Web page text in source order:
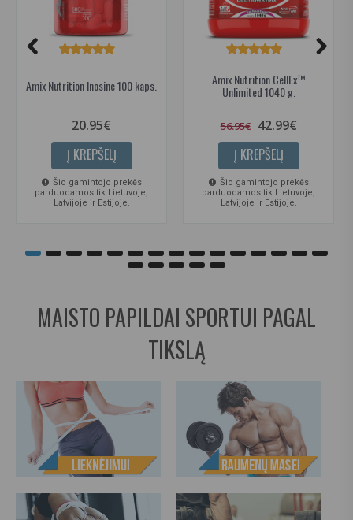
Amix Nutrition Inosine 100 kaps.
20.95€
Į KREPŠELĮ
Šio gamintojo prekės
parduodamos tik Lietuvoje,
Latvijoje ir Estijoje.
Amix Nutrition CellEx™
Unlimited 1040 g.
56.95€ 42.99€
Į KREPŠELĮ
Šio gamintojo prekės
parduodamos tik Lietuvoje,
Latvijoje ir Estijoje.
MAISTO PAPILDAI SPORTUI PAGAL
TIKSLĄ